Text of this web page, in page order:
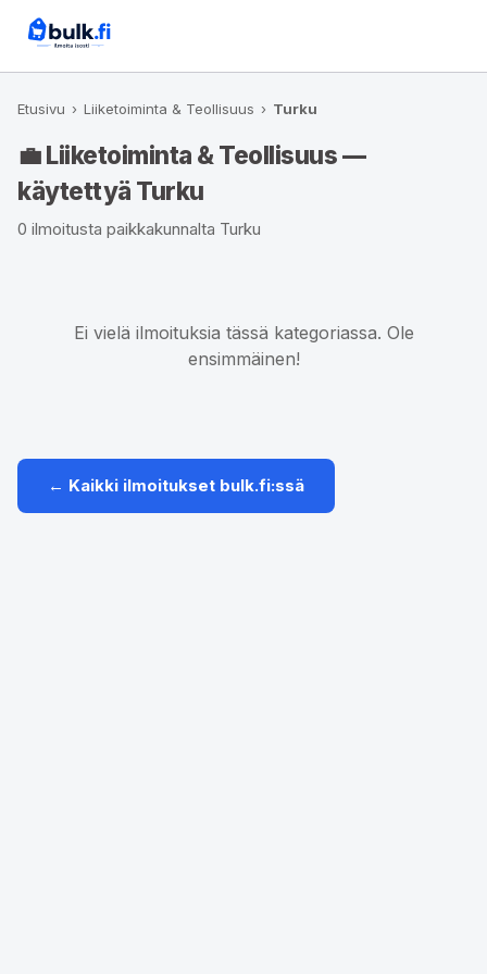
Etusivu › Liiketoiminta & Teollisuus › Turku
💼 Liiketoiminta & Teollisuus —
käytettyä Turku
0 ilmoitusta paikkakunnalta Turku
Ei vielä ilmoituksia tässä kategoriassa. Ole
ensimmäinen!
← Kaikki ilmoitukset bulk.fi:ssä